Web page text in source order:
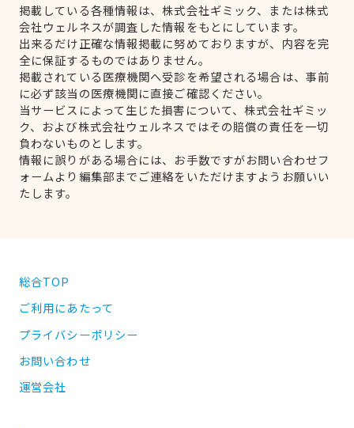
掲載している各種情報は、株式会社ギミック、または株式
会社ウェルネスが調査した情報をもとにしています。
出来るだけ正確な情報掲載に努めておりますが、内容を完
全に保証するものではありません。
掲載されている医療機関へ受診を希望される場合は、事前
に必ず該当の医療機関に直接ご確認ください。
当サービスによって生じた損害について、株式会社ギミッ
ク、および株式会社ウェルネスではその賠償の責任を一切
負わないものとします。
情報に誤りがある場合には、お手数ですがお問い合わせフ
ォームより編集部までご連絡をいただけますようお願いい
たします。
総合TOP
ご利用にあたって
プライバシーポリシー
お問い合わせ
運営会社